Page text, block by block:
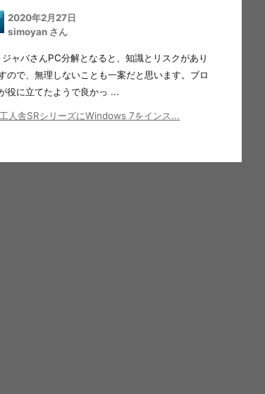
2020年2月27日
simoyan さん
ジャバさんPC分解となると、知識とリスクがあり
ので、無理しないことも一案だと思います。ブロ
役に立てたようで良かっ ...
工人舎SRシリーズにWindows 7をインス...